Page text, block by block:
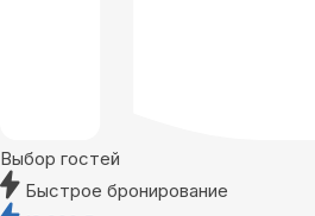
Выбор гостей
Быстрое бронирование